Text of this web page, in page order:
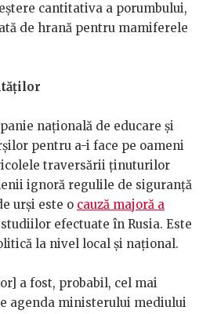
cantitativa a porumbului,
de hrană pentru mamiferele
națională de educare și
pentru a-i face pe oameni
traversării ținuturilor
ignoră regulile de siguranță
urși este o cauză majoră a
efectuate în Rusia. Este
la nivel local și național.
a fost, probabil, cel mai
agenda ministerului mediului